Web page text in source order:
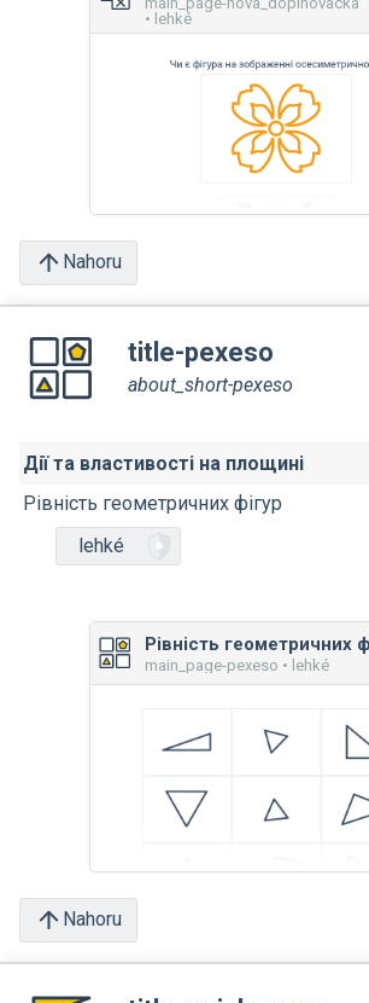
• lehké
Nahoru
title-pexeso
about_short-pexeso
Дії та властивості на площині
Рівність геометричних фігур
lehké
main_page-pexeso • lehké
Nahoru